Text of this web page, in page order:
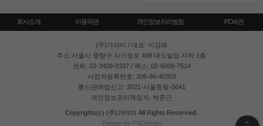
회사소개 이용약관 개인정보처리방침 PC버전
(주)가야미 / 대표: 이강래
주소:서울시 중랑구 사가정로 409 대도빌딩 지하 1층
전화: 02-3409-0337 / 팩스: 02-6008-7514
사업자등록번호: 206-86-40303
통신판매업신고: 2021-서울중랑-0641
개인정보관리책임자: 박준근
Copyrights(c) (주)가야미 All Rights Reservied.
Design by PSDesign